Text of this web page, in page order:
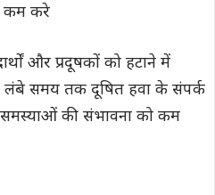
कम करे
और प्रदूषकों को हटाने में
लंबे समय तक दूषित हवा के संपर्क
समस्याओं की संभावना को कम